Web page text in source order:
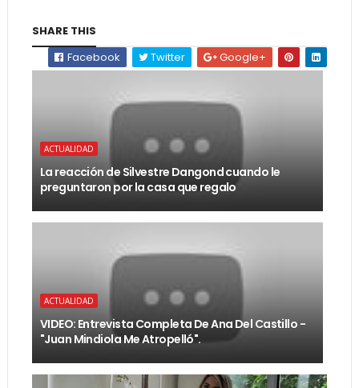
SHARE THIS
Facebook
Twitter Google+
ACTUALIDAD
La reacción de Silvestre Dangond cuando le
preguntaron por la casa que regalo
ACTUALIDAD
VIDEO: Entrevista Completa De Ana Del Castillo -
"Juan Mindiola Me Atropelló".